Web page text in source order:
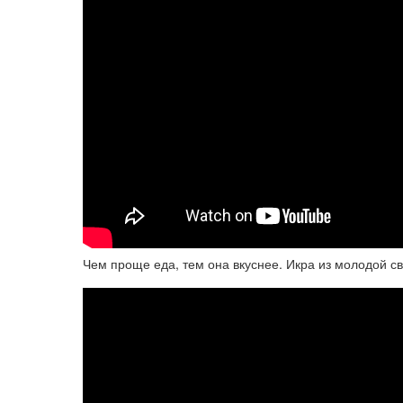
Чем проще еда, тем она вкуснее. Икра из молодой